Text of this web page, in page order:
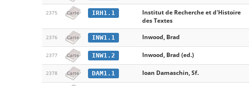
2375 Carte IRH1.1
Institut de Recherche et d'Histoire
des Textes
2376 Carte INW1.1 Inwood, Brad
2377 Carte INW1.2 Inwood, Brad (ed.)
2378 Carte DAM1.1 Ioan Damaschin, Sf.